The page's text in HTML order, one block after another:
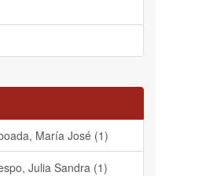
María José (1)
Julia Sandra (1)